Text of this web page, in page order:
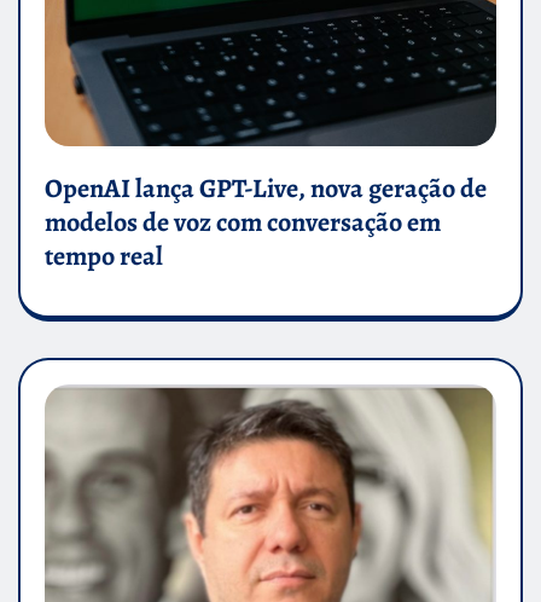
OpenAI lança GPT-Live, nova geração de
modelos de voz com conversação em
tempo real